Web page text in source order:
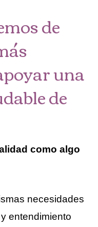
de
una
de
como algo
necesidades
entendimiento